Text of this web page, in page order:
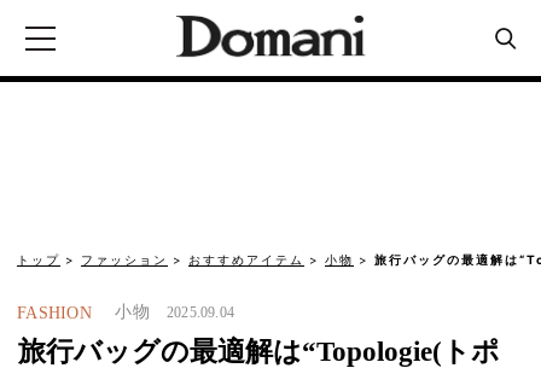
トップ ファッション おすすめアイテム 小物 旅行バッグの最適解は
FASHION 小物 2025.09.04
旅行バッグの最適解は“Topologie(トポ